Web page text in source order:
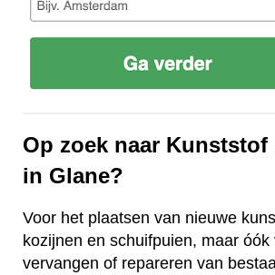
Op zoek naar Kunststof
in Glane?
Voor het plaatsen van nieuwe
kozijnen en schuifpuien, maar óók
vervangen of repareren van